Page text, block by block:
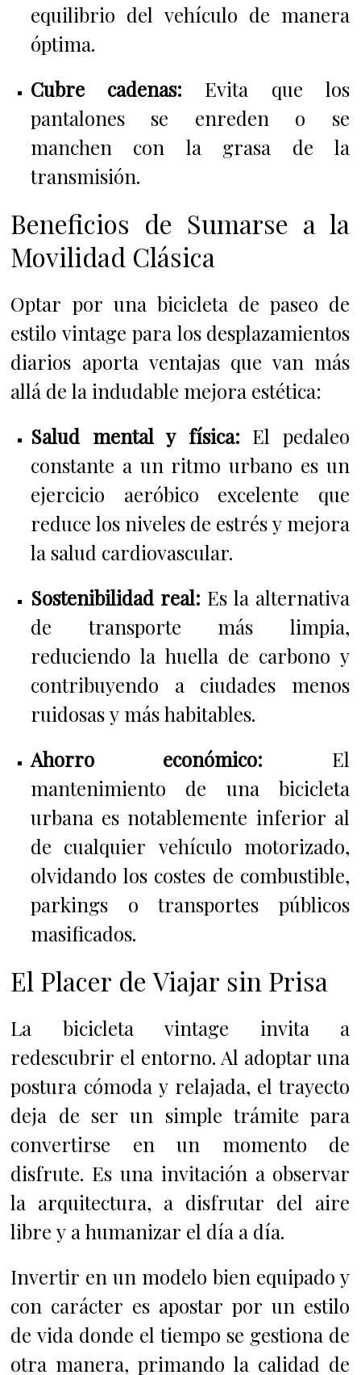
equilibrio del vehículo de manera
óptima.
Cubre cadenas: Evita que los
pantalones se enreden o se
manchen con la grasa de la
transmisión.
Beneficios de Sumarse a la
Movilidad Clásica
Optar por una bicicleta de paseo de
estilo vintage para los desplazamientos
diarios aporta ventajas que van más
allá de la indudable mejora estética:
Salud mental y física: El pedaleo
constante a un ritmo urbano es un
ejercicio aeróbico excelente que
reduce los niveles de estrés y mejora
la salud cardiovascular.
Sostenibilidad real: Es la alternativa
de transporte más limpia,
reduciendo la huella de carbono y
contribuyendo a ciudades menos
ruidosas y más habitables.
Ahorro económico: El
mantenimiento de una bicicleta
urbana es notablemente inferior al
de cualquier vehículo motorizado,
olvidando los costes de combustible,
parkings o transportes públicos
masificados.
El Placer de Viajar sin Prisa
La bicicleta vintage invita a
redescubrir el entorno. Al adoptar una
postura cómoda y relajada, el trayecto
deja de ser un simple trámite para
convertirse en un momento de
disfrute. Es una invitación a observar
la arquitectura, a disfrutar del aire
libre y a humanizar el día a día.
Invertir en un modelo bien equipado y
con carácter es apostar por un estilo
de vida donde el tiempo se gestiona de
otra manera, primando la calidad de